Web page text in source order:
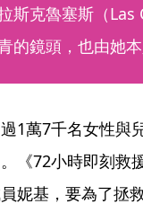
斯克魯塞斯（
的鏡頭，也由她本
1萬7千名女性與
《72小時即刻救
妮基，要為了拯